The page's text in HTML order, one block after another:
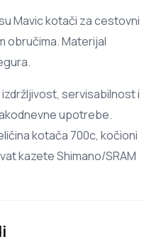
Mavic kotači za cestovni
obručima. Materijal
servisabilnost i
upotrebe.
kotača 700c, kočioni
kazete Shimano/SRAM